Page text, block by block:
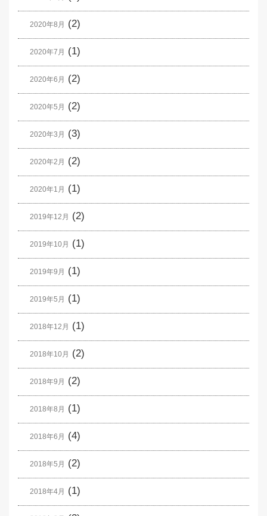
2020年8月 (2)
2020年7月 (1)
2020年6月 (2)
2020年5月 (2)
2020年3月 (3)
2020年2月 (2)
2020年1月 (1)
2019年12月 (2)
2019年10月 (1)
2019年9月 (1)
2019年5月 (1)
2018年12月 (1)
2018年10月 (2)
2018年9月 (2)
2018年8月 (1)
2018年6月 (4)
2018年5月 (2)
2018年4月 (1)